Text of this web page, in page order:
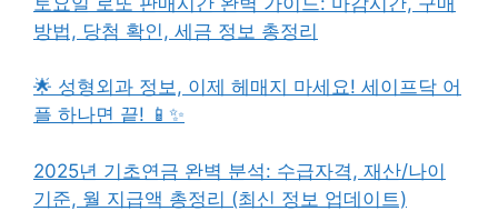
방법, 당첨 확인, 세금 정보 총정리
🌟 성형외과 정보, 이제 헤매지 마세요! 세이프닥 어
플 하나면 끝! 📱✨
2025년 기초연금 완벽 분석: 수급자격, 재산/나이
기준, 월 지급액 총정리 (최신 정보 업데이트)